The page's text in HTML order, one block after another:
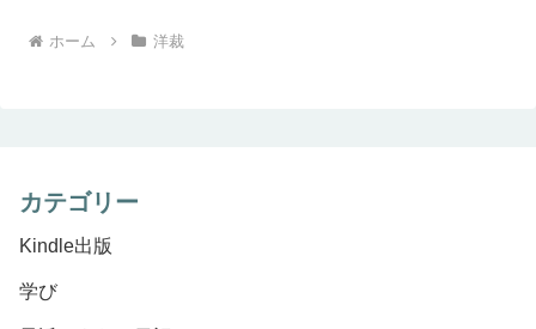
ホーム 洋裁
カテゴリー
Kindle出版
学び